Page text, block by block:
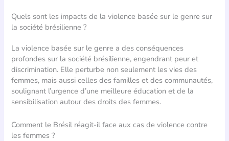
Quels sont les impacts de la violence basée sur le genre sur
la société brésilienne ?
La violence basée sur le genre a des conséquences
profondes sur la société brésilienne, engendrant peur et
discrimination. Elle perturbe non seulement les vies des
femmes, mais aussi celles des familles et des communautés,
soulignant l’urgence d’une meilleure éducation et de la
sensibilisation autour des droits des femmes.
Comment le Brésil réagit-il face aux cas de violence contre
les femmes ?